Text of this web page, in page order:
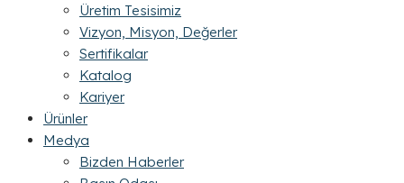
Üretim Tesisimiz
Vizyon, Misyon, Değerler
Sertifikalar
Katalog
Kariyer
Ürünler
Medya
Bizden Haberler